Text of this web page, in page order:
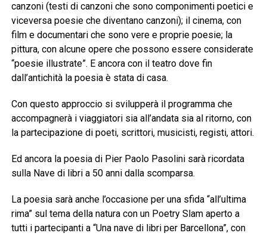
canzoni (testi di canzoni che sono componimenti poetici e
viceversa poesie che diventano canzoni); il cinema, con
film e documentari che sono vere e proprie poesie; la
pittura, con alcune opere che possono essere considerate
“poesie illustrate”. E ancora con il teatro dove fin
dall’antichità la poesia è stata di casa.
Con questo approccio si svilupperà il programma che
accompagnerà i viaggiatori sia all’andata sia al ritorno, con
la partecipazione di poeti, scrittori, musicisti, registi, attori.
Ed ancora la poesia di Pier Paolo Pasolini sarà ricordata
sulla Nave di libri a 50 anni dalla scomparsa.
La poesia sarà anche l’occasione per una sfida “all’ultima
rima” sul tema della natura con un Poetry Slam aperto a
tutti i partecipanti a “Una nave di libri per Barcellona”, con